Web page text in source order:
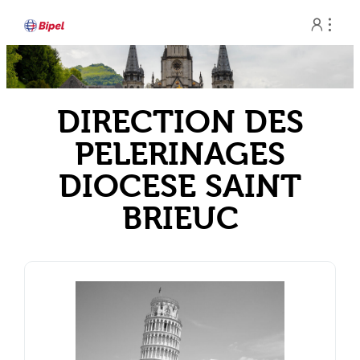
Aller
contenu
 
DIRECTION DES
PELERINAGES
DIOCESE SAINT
BRIEUC